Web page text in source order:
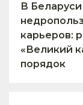
В
карьеров:
«Великий
порядок